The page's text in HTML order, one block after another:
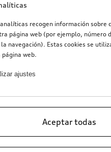
analíticas recogen información sobre
página web (por ejemplo, número
navegación). Estas cookies se
web.
ajustes
Aceptar todas